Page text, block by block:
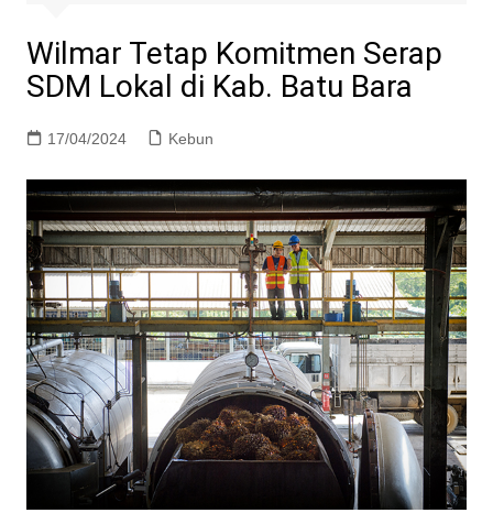
Wilmar Tetap Komitmen Serap
SDM Lokal di Kab. Batu Bara
17/04/2024 Kebun